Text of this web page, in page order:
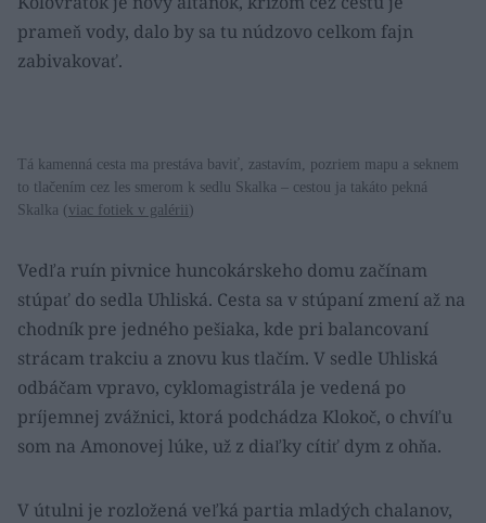
prameň vody, dalo by sa tu núdzovo celkom fajn
zabivakovať.
Tá kamenná cesta ma prestáva baviť, zastavím, pozriem mapu a seknem
to tlačením cez les smerom k sedlu Skalka – cestou ja takáto pekná
Skalka (viac fotiek v galérii )
Vedľa ruín pivnice huncokárskeho domu začínam
stúpať do sedla Uhliská. Cesta sa v stúpaní zmení až na
chodník pre jedného pešiaka, kde pri balancovaní
strácam trakciu a znovu kus tlačím. V sedle Uhliská
odbáčam vpravo, cyklomagistrála je vedená po
príjemnej zvážnici, ktorá podchádza Klokoč, o chvíľu
som na Amonovej lúke, už z diaľky cítiť dym z ohňa.
V útulni je rozložená veľká partia mladých chalanov,